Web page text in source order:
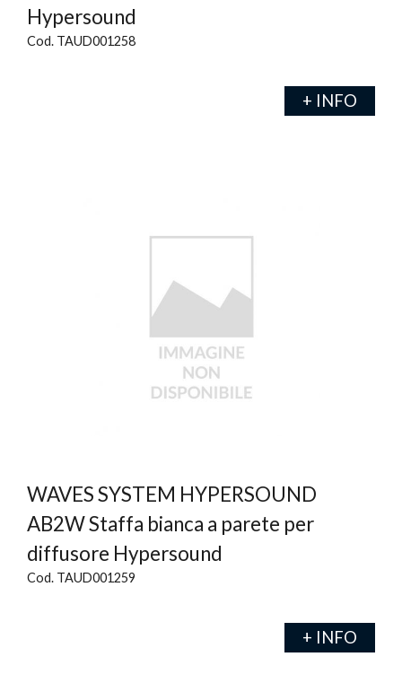
Hypersound
Cod. TAUD001258
+ INFO
WAVES SYSTEM HYPERSOUND
AB2W Staffa bianca a parete per
diffusore Hypersound
Cod. TAUD001259
+ INFO